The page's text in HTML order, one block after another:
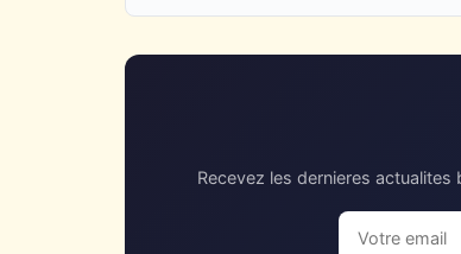
Recevez les dernieres